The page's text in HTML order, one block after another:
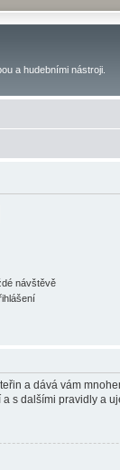
a hudebními nástroji.
návštěvě
a dává vám
s dalšími pravidly a